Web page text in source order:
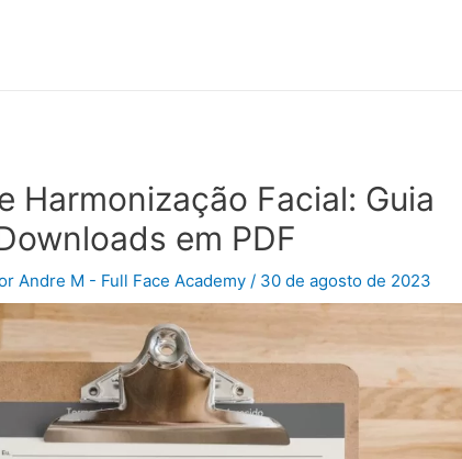
Harmonização Facial: Guia
em PDF
Andre M - Full Face Academy/ 30 de agosto de 2023